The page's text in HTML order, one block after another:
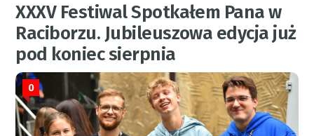
XXXV Festiwal Spotkałem Pana w
Raciborzu. Jubileuszowa edycja już
pod koniec sierpnia
0